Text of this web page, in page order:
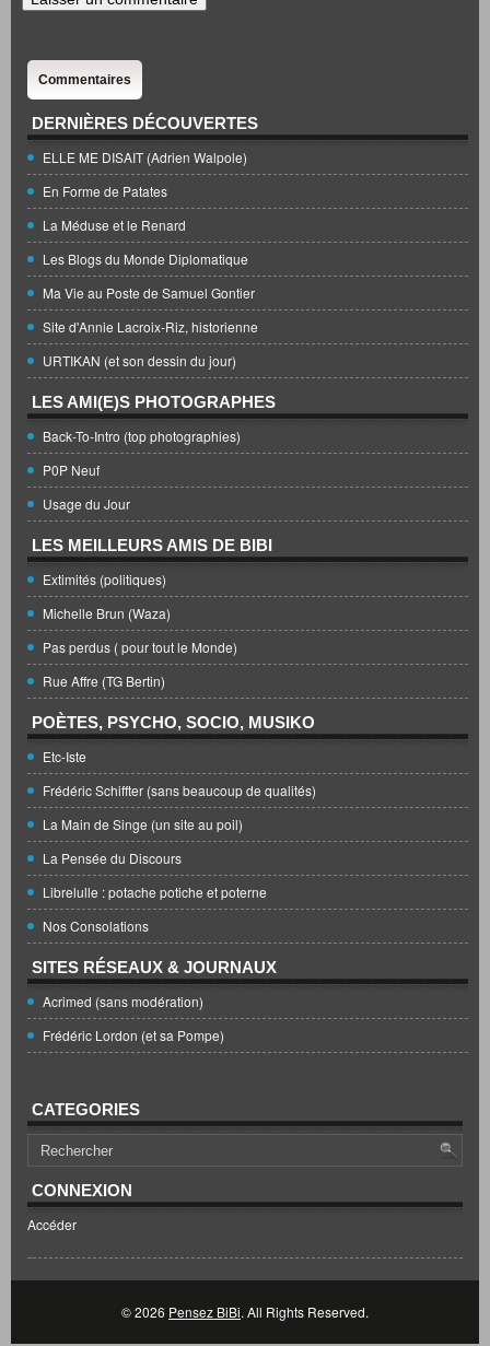
Commentaires
DERNIÈRES DÉCOUVERTES
ELLE ME DISAIT (Adrien Walpole)
En Forme de Patates
La Méduse et le Renard
Les Blogs du Monde Diplomatique
Ma Vie au Poste de Samuel Gontier
Site d'Annie Lacroix-Riz, historienne
URTIKAN (et son dessin du jour)
LES AMI(E)S PHOTOGRAPHES
Back-To-Intro (top photographies)
P0P Neuf
Usage du Jour
LES MEILLEURS AMIS DE BIBI
Extimités (politiques)
Michelle Brun (Waza)
Pas perdus ( pour tout le Monde)
Rue Affre (TG Bertin)
POÈTES, PSYCHO, SOCIO, MUSIKO
Etc-Iste
Frédéric Schiffter (sans beaucoup de qualités)
La Main de Singe (un site au poil)
La Pensée du Discours
Librelulle : potache potiche et poterne
Nos Consolations
SITES RÉSEAUX & JOURNAUX
Acrimed (sans modération)
Frédéric Lordon (et sa Pompe)
CATEGORIES
CONNEXION
Accéder
© 2026 Pensez BiBi. All Rights Reserved.